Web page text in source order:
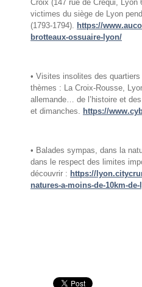
Croix (147 rue de Créqui, Lyon
victimes du siège de Lyon
(1793-1794).
https://
brotteaux-ossuaire-lyon/
• Visites insolites des
thèmes : La Croix-Rousse,
allemande… de l’histoire et
et dimanches.
https://
• Balades sympas, dans la
dans le respect des limites
découvrir : https://
natures-a-moins-de-10km-